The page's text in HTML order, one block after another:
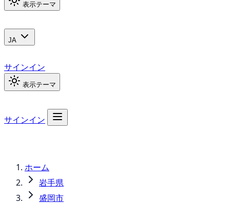
表示テーマ
JA
サインイン
表示テーマ
サインイン
ホーム
岩手県
盛岡市